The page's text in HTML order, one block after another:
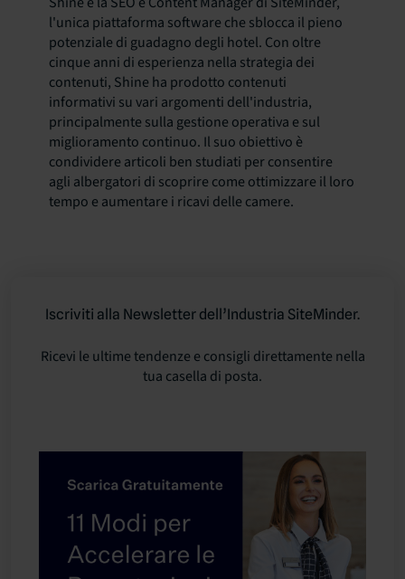
l'unica piattaforma software che sblocca il pieno
potenziale di guadagno degli hotel. Con oltre
cinque anni di esperienza nella strategia dei
contenuti, Shine ha prodotto contenuti
informativi su vari argomenti dell'industria,
principalmente sulla gestione operativa e sul
miglioramento continuo. Il suo obiettivo è
condividere articoli ben studiati per consentire
agli albergatori di scoprire come ottimizzare il loro
tempo e aumentare i ricavi delle camere.
Iscriviti alla Newsletter dell’Industria SiteMinder.
Ricevi le ultime tendenze e consigli direttamente nella
tua casella di posta.